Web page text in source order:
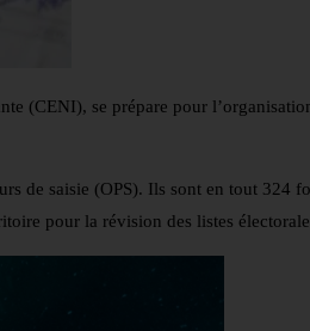
(CENI), se prépare pour
de saisie (OPS). Ils sont en tout 324
pour la révision des listes